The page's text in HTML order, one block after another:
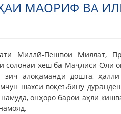
МАОРИФ ВА
Миллӣ-Пешвои Миллат,
солонаи хеш ба Маҷлиси Олӣ
зич алоқамандӣ дошта,
шахси воқеъбину
онҳоро барои аҳли